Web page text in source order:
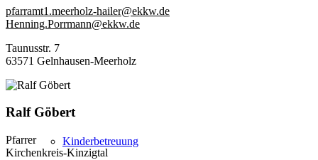
Kinderbetreuung
pfarramt1.meerholz-hailer@ekkw.de
Henning.Porrmann@ekkw.de
Taunusstr. 7
63571 Gelnhausen-Meerholz
Ralf Göbert
Pfarrer
Kirchenkreis-Kinzigtal